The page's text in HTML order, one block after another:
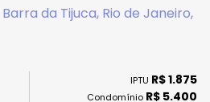
da Tijuca, Rio de Janeiro,
IPTU R$ 1.875
Condomínio R$ 5.400